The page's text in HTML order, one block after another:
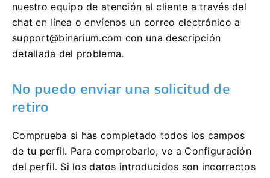
nuestro equipo de atención al cliente a través del
chat en línea o envíenos un correo electrónico a
support@binarium.com con una descripción
detallada del problema.
No puedo enviar una solicitud de
retiro
Comprueba si has completado todos los campos
de tu perfil. Para comprobarlo, ve a Configuración
del perfil. Si los datos introducidos son incorrectos